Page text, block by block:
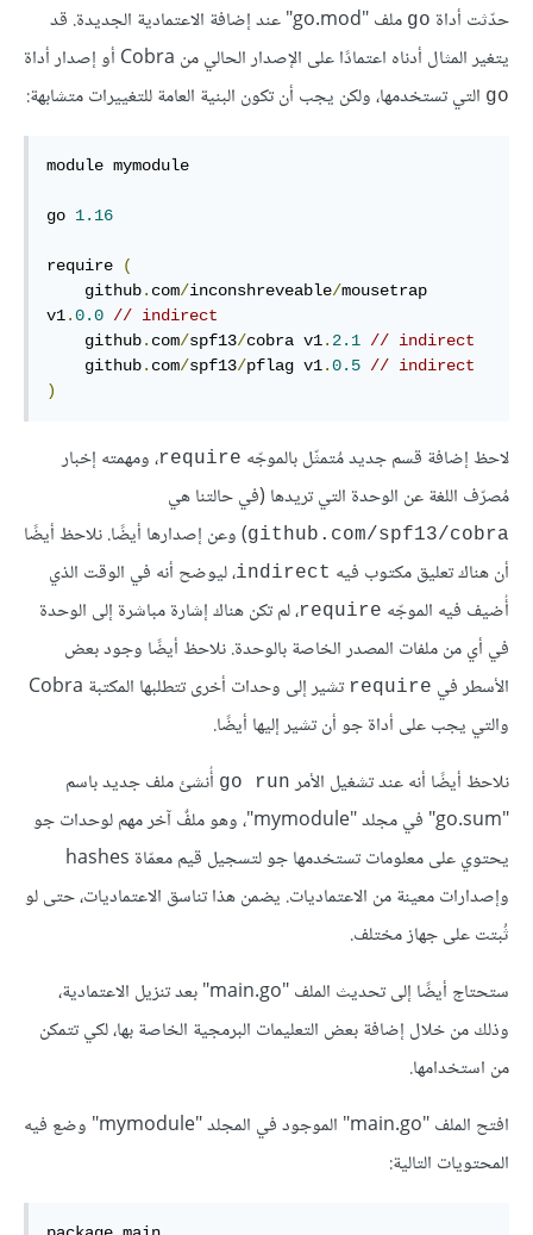
حدّثت أداة go
ملف "go.mod" عند إضافة الاعتمادية الجديدة. قد
يتغير المثال أدناه اعتمادًا على الإصدار الحالي من Cobra أو إصدار أداة
go التي تستخدمها، ولكن يجب أن تكون البنية العامة للتغييرات متشابهة:
module mymodule
go 1.16
require
(
    github
. com/inconshreveable/mousetrap
v1.0.0 // indirect
    github
. com/spf13/cobra v1. 2.1 // indirect
    github
. com/spf13/pflag v1.0.5 // indirect
)
لاحظ إضافة قسم جديد مُتمثّل بالموجّه require، ومهمته إخبار
مُصرّف اللغة عن الوحدة التي تريدها (في حالتنا هي
github.com/spf13/cobra) وعن إصدارها أيضًا. نلاحظ أيضًا
أن هناك تعليق مكتوب فيه indirect، ليوضح أنه في الوقت الذي
أُضيف فيه الموجّه require، لم تكن هناك إشارة مباشرة إلى الوحدة
في أي من ملفات المصدر الخاصة بالوحدة. نلاحظ أيضًا وجود بعض
الأسطر في require
تشير إلى وحدات أخرى تتطلبها المكتبة Cobra
والتي يجب على أداة جو أن تشير إليها أيضًا.
نلاحظ أيضًا أنه عند تشغيل الأمر go run أُنشئ ملف جديد باسم
"go.sum" في مجلد "mymodule"، وهو ملفٌ آخر مهم لوحدات جو
يحتوي على معلومات تستخدمها جو لتسجيل قيم معمّاة hashes
وإصدارات معينة من الاعتماديات. يضمن هذا تناسق الاعتماديات، حتى لو
ثُبتت على جهاز مختلف.
ستحتاج أيضًا إلى تحديث الملف "main.go" بعد تنزيل الاعتمادية،
وذلك من خلال إضافة بعض التعليمات البرمجية الخاصة بها، لكي تتمكن
من استخدامها.
افتح الملف "main.go" الموجود في المجلد "mymodule" وضع فيه
المحتويات التالية: